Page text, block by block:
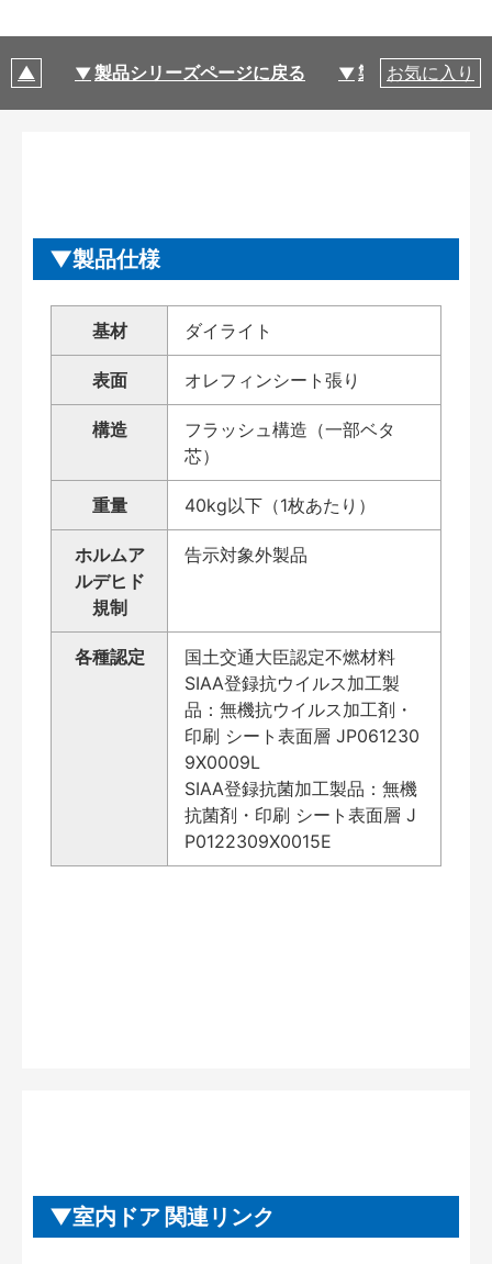
製品シリーズページに戻る 製品仕様
お気に入り
製品仕様
基材 ダイライト
表面 オレフィンシート張り
構造
フラッシュ構造（一部ベタ
芯）
重量 40kg以下（1枚あたり）
ホルムア
ルデヒド
規制
告示対象外製品
各種認定
国土交通大臣認定不燃材料
SIAA登録抗ウイルス加工製
品：無機抗ウイルス加工剤・
印刷 シート表面層 JP061230
9X0009L
SIAA登録抗菌加工製品：無機
抗菌剤・印刷 シート表面層 J
P0122309X0015E
室内ドア 関連リンク